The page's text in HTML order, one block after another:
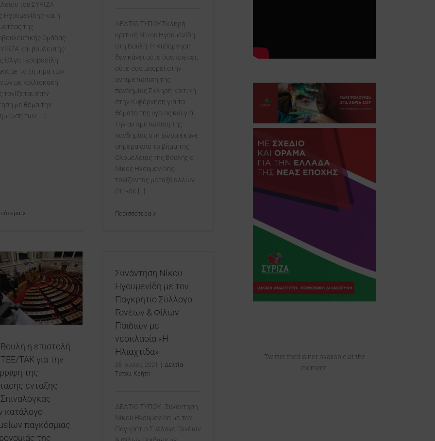
του ΣΥΡΙΖΑ
Ηγουμενίδης και η
της
Ομάδας
και βουλευτής
Όλγα Γεροβασίλη
με το ζήτημα των
με κοιλιοκάκη.
στην
με θέμα την
των [...]
ΔΕΛΤΙΟ ΤΥΠΟΥ Σκληρή
κριτική Νίκου Ηγουμενίδη
στη Βουλή: Η Κυβέρνηση
δεν κάνει ούτε όσα πρέπει,
ούτε όσα μπορεί στην
αντιμετώπιση της
πανδημίας Σκληρή κριτική
στην Κυβέρνηση για τα
θέματα της υγείας και για
την αντιμετώπιση της
πανδημίας στη χώρα έκανε
σήμερα από το βήμα της
Ολομέλειας της Βουλής ο
Νίκος Ηγουμενίδης,
τονίζοντας μεταξύ άλλων
ότι «σε [...]
Περισσότερα
η επιστολή
ΤΑΚ για την
της
ένταξης
κατάλογο
παγκόσμιας
της
Παγκρήτιο Σύλλογο Γονέων
& Φίλων Παιδιών με
νεοπλασία «Η Ηλιαχτίδα»
Δελτία Τύπου Κρήτη
Συνάντηση Νίκου
Ηγουμενίδη με τον
Παγκρήτιο Σύλλογο
Γονέων & Φίλων
Παιδιών με
νεοπλασία «Η
Ηλιαχτίδα»
28 Ιουνίου, 2021
Δελτία
Τύπου Κρήτη
ΔΕΛΤΙΟ ΤΥΠΟΥ Συνάντηση
Νίκου Ηγουμενίδη με τον
Παγκρήτιο Σύλλογο Γονέων
Twitter feed is not available at the
moment.